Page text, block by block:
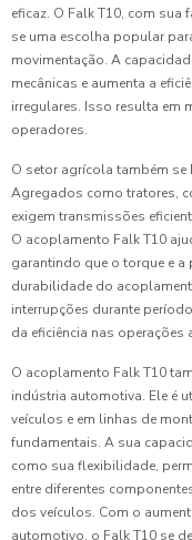
eficaz. O Falk T10, com
se uma escolha popular
movimentação. A
mecânicas e aumenta a
irregulares. Isso resulta em
operadores.
O setor agrícola também
Agregados como tratores,
exigem transmissões
O acoplamento Falk T10
garantindo que o torque e
durabilidade do
interrupções durante
da eficiência nas
O acoplamento Falk T10
indústria automotiva. Ele é
veículos e em linhas de
fundamentais. A sua
como sua flexibilidade,
entre diferentes
dos veículos. Com o
automotivo, o Falk T10 se